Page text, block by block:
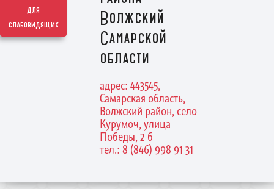
для
слабовидящих
Волжский
Самарской
области
адрес: 443545,
Самарская область,
Волжский район, село
Курумоч, улица
Победы, 2 б
тел.: 8 (846) 998 91 31